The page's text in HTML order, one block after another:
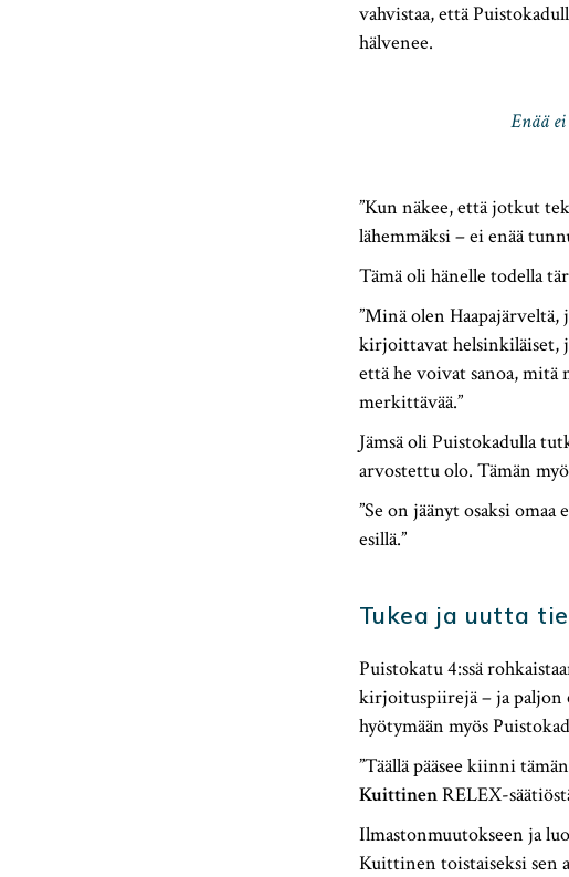
vahvistaa, että
hälvenee.
Enää
”Kun näkee, että jotkut
lähemmäksi – ei enää
Tämä oli hänelle todella
”Minä olen
kirjoittavat helsinkiläiset,
että he voivat sanoa,
merkittävää.”
Jämsä oli Puistokadulla
arvostettu olo. Tämän
”Se on jäänyt osaksi
esillä.”
Tukea ja uutta
Puistokatu 4:ssä
kirjoituspiirejä – ja paljon
hyötymään myös
”Täällä pääsee kiinni
KuittinenRELEX-
Ilmastonmuutokseen ja
Kuittinen toistaiseksi sen